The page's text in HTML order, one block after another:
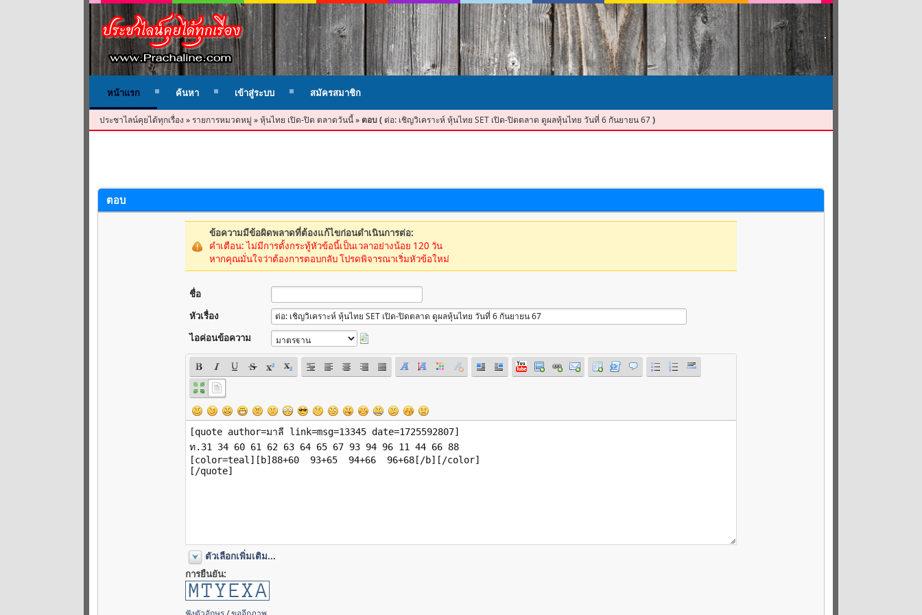
หน้าแรก ค้นหา เข้าสู่ระบบ สมัครสมาชิก
ประชาไลน์คุยได้ทุกเรื่อง » รายการหมวดหมู่ »หุ้นไทย เปิด-ปิด ตลาดวันนี้» ตอบ ( ต่อ: เชิญวิเคราะห์ หุ้นไทย SET เปิด-ปิดตลาด ดูผลหุ้นไทย วันที่ 6 กันยายน 67)
ตอบ
ข้อความมีข้อผิดพลาดที่ต้องแก้ไขก่อนดำเนินการต่อ:
คำเตือน: ไม่มีการตั้งกระทู้หัวข้อนี้เป็นเวลาอย่างน้อย 120 วัน
หากคุณมั่นใจว่าต้องการตอบกลับ โปรดพิจารณาเริ่มหัวข้อใหม่
ชื่อ
หัวเรื่อง
ไอค่อนข้อความ
ตัวเลือกเพิ่มเติม...
การยืนยัน: